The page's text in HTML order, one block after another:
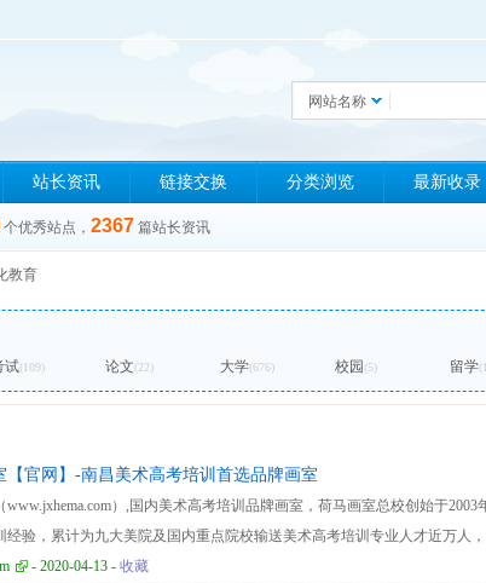
网站名称
站长资讯 链接交换 分类浏览 最新收录
个优秀站点， 2367 篇站长资讯
教育
试(109) 论文(22) 大学(676) 校园(5) 留学
【官网】-南昌美术高考培训首选品牌画室
www.jxhema.com）,国内美术高考培训品牌画室，荷马画室总校创始于2003
经验，累计为九大美院及国内重点院校输送美术高考培训专业人才近万人
致好评！江西荷马美术高考画室咨询热线：0791-88115252
- 2020-04-13 - 收藏